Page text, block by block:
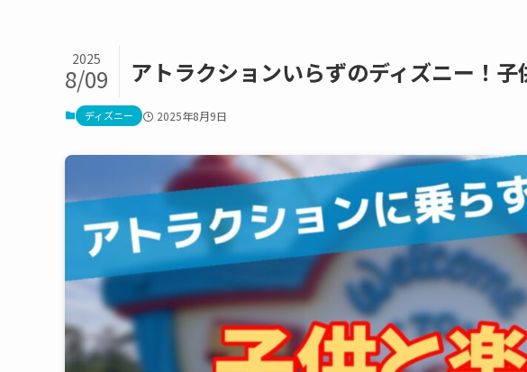
アトラクションいらずのディズニー！
2025
8/09
ディズニー 2025年8月9日